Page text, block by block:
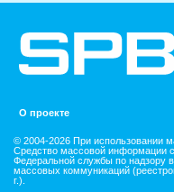
О проекте
© 2004-2026 При использовании
Средство массовой информации
Федеральной службы по надзору
массовых коммуникаций
г.).